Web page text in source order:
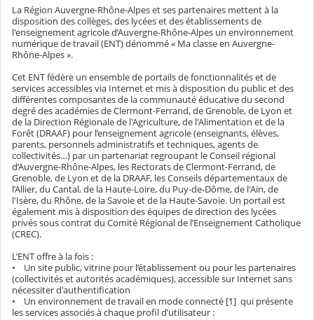
La Région Auvergne-Rhône-Alpes et ses partenaires mettent à la
disposition des collèges, des lycées et des établissements de
l'enseignement agricole d’Auvergne-Rhône-Alpes un environnement
numérique de travail (ENT) dénommé « Ma classe en Auvergne-
Rhône-Alpes ».
Cet ENT fédère un ensemble de portails de fonctionnalités et de
services accessibles via Internet et mis à disposition du public et des
différentes composantes de la communauté éducative du second
degré des académies de Clermont-Ferrand, de Grenoble, de Lyon et
de la Direction Régionale de l'Agriculture, de l'Alimentation et de la
Forêt (DRAAF) pour l’enseignement agricole (enseignants, élèves,
parents, personnels administratifs et techniques, agents de
collectivités…) par un partenariat regroupant le Conseil régional
d’Auvergne-Rhône-Alpes, les Rectorats de Clermont-Ferrand, de
Grenoble, de Lyon et de la DRAAF, les Conseils départementaux de
l’Allier, du Cantal, de la Haute-Loire, du Puy-de-Dôme, de l'Ain, de
l'Isère, du Rhône, de la Savoie et de la Haute-Savoie. Un portail est
également mis à disposition des équipes de direction des lycées
privés sous contrat du Comité Régional de l’Enseignement Catholique
(CREC).
L’ENT offre à la fois :
• Un site public, vitrine pour l’établissement ou pour les partenaires
(collectivités et autorités académiques), accessible sur Internet sans
nécessiter d'authentification
• Un environnement de travail en mode connecté [1] qui présente
les services associés à chaque profil d’utilisateur :